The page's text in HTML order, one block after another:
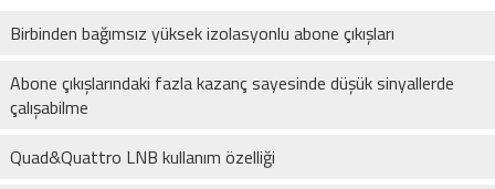
Birbinden bağımsız yüksek izolasyonlu abone çıkışları
Abone çıkışlarındaki fazla kazanç sayesinde düşük sinyallerde
çalışabilme
Quad&Quattro LNB kullanım özelliği